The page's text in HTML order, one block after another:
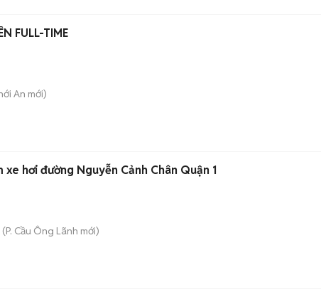
FULL-TIME
An mới)
xe hơi đường Nguyễn Cảnh Chân Quận 1
(P. Cầu Ông Lãnh mới)